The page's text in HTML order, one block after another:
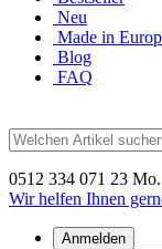
Neu
Made in
Blog
FAQ
0512 334 071 23
Wir helfen Ihnen
Anmelden